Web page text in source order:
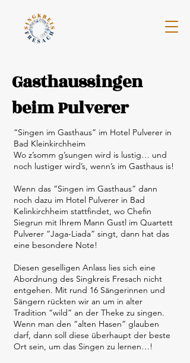
Gasthaussingen
beim Pulverer
“Singen im Gasthaus” im Hotel Pulverer in
Bad Kleinkirchheim
Wo z’somm g’sungen wird is lustig… und
noch lustiger wird’s, wenn’s im Gasthaus is!
Wenn das “Singen im Gasthaus” dann
noch dazu im Hotel Pulverer in Bad
Kelinkirchheim stattfindet, wo Chefin
Siegrun mit Ihrem Mann Gustl im Quartett
Pulverer “Jaga-Liada” singt, dann hat das
eine besondere Note!
Diesen geselligen Anlass lies sich eine
Abordnung des Singkreis Fresach nicht
entgehen. Mit rund 16 Sängerinnen und
Sängern rückten wir an um in alter
Tradition “wild” an der Theke zu singen.
Wenn man den “alten Hasen” glauben
darf, dann soll diese überhaupt der beste
Ort sein, um das Singen zu lernen…!